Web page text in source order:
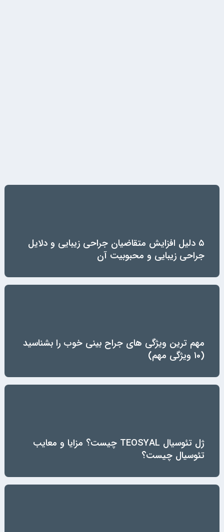
۵ دلیل افزایش متقاضیان جراحی زیبایی و دلایل
جراحی زیبایی و محبوبیت آن
مهم ترین ویژگی های جراح بینی خوب را بشناسید
(۱۰ ویژگی مهم)
ژل تئوسیال TEOSYAL چیست؟ مزایا و معایب
تئوسیال چیست؟